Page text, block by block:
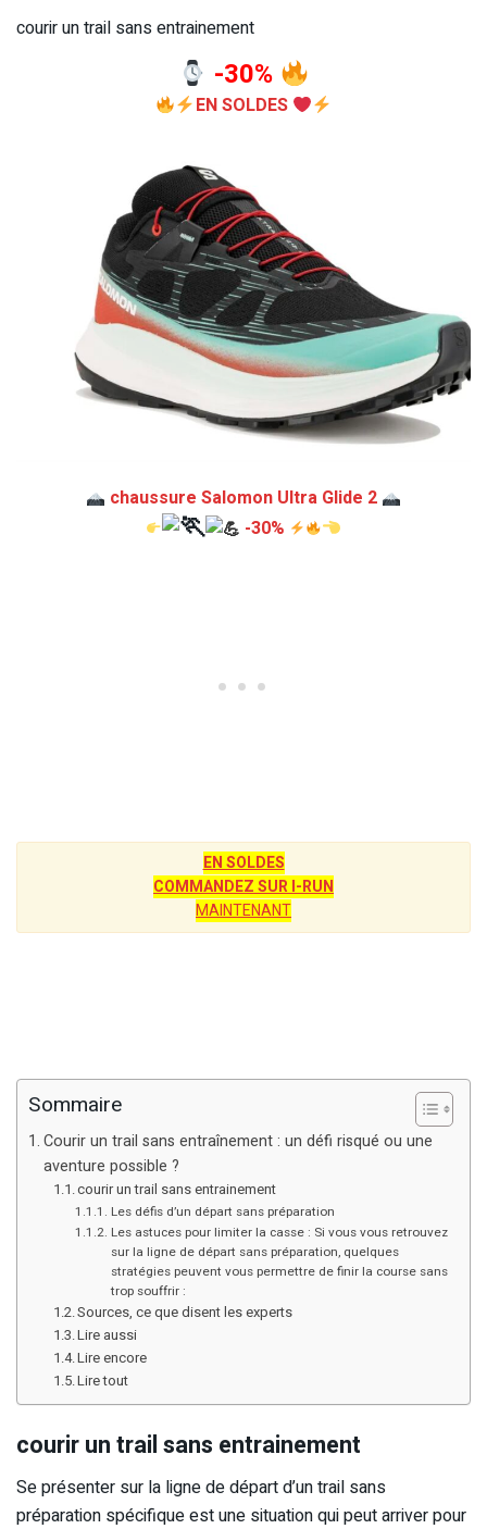
courir un trail sans entrainement
-30%
EN SOLDES
chaussure Salomon Ultra Glide 2
-30%
EN SOLDES
COMMANDEZ SUR I-RUN
MAINTENANT
Sommaire
Courir un trail sans entraînement : un défi risqué ou une
aventure possible ?
courir un trail sans entrainement
Les défis d’un départ sans préparation
Les astuces pour limiter la casse : Si vous vous retrouvez
sur la ligne de départ sans préparation, quelques
stratégies peuvent vous permettre de finir la course sans
trop souffrir :
Sources, ce que disent les experts
Lire aussi
Lire encore
Lire tout
courir un trail sans entrainement
Se présenter sur la ligne de départ d’un trail sans
préparation spécifique est une situation qui peut arriver pour